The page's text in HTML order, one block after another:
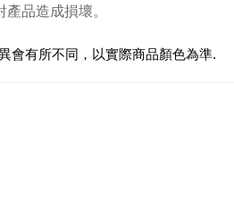
品造成損壞。
會有所不同，以實際商品顏色為準.